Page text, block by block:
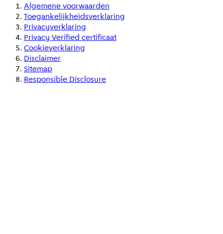
Algemene voorwaarden
Toegankelijkheidsverklaring
Privacyverklaring
Privacy Verified certificaat
Cookieverklaring
Disclaimer
Sitemap
Responsible Disclosure